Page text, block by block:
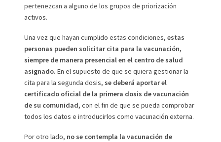
pertenezcan a alguno de los grupos de priorización
activos.
Una vez que hayan cumplido estas condiciones, estas
personas pueden solicitar cita para la vacunación,
siempre de manera presencial en el centro de salud
asignado. En el supuesto de que se quiera gestionar la
cita para la segunda dosis, se deberá aportar el
certificado oficial de la primera dosis de vacunación
de su comunidad, con el fin de que se pueda comprobar
todos los datos e introducirlos como vacunación externa.
Por otro lado, no se contempla la vacunación de